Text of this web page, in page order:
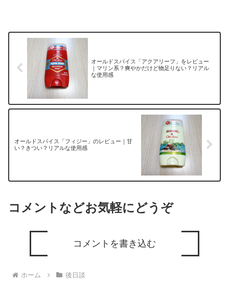
オールドスパイス「アクアリーフ」をレビュー
｜マリン系？爽やかだけど物足りない？リアル
な使用感
オールドスパイス「フィジー」のレビュー｜甘
い？きつい？リアルな使用感
コメントなどお気軽にどうぞ
コメントを書き込む
ホーム 後日談